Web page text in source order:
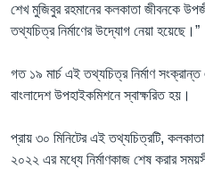
শেখ মুজিবুর রহমানের কলকাতা জীবনকে
তথ্যচিত্র নির্মাণের উদ্যোগ নেয়া হয়েছে।”
গত ১৯ মার্চ এই তথ্যচিত্র নির্মাণ
বাংলাদেশ উপহাইকমিশনে স্বাক্ষরিত হয়।
প্রায় ৩০ মিনিটের এই তথ্যচিত্রটি,
২০২২ এর মধ্যে নির্মাণকাজ শেষ করার